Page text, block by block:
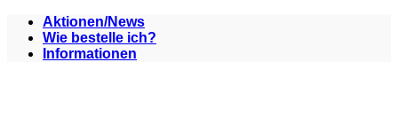
Zum
Inhalt
springen
Aktionen/News
Wie bestelle ich?
Informationen